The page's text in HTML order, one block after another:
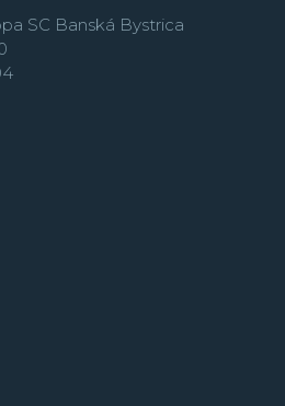
SC Banská Bystrica